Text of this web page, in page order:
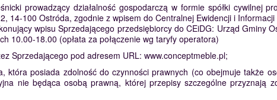
prowadzący działalność gospodarczą w formie spółki cywilnej
14-100 Ostróda, zgodnie z wpisem do Centralnej Ewidencji i
wpisu Sprzedającego przedsiębiorcy do CEiDG: Urząd Gminy
10.00-18.00 (opłata za połączenie wg taryfy operatora)
Sprzedającego pod adresem URL: www.conceptmeble.pl;
która posiada zdolność do czynności prawnych (co obejmuje także
nie będąca osobą prawną, której przepisy szczególne przyznają